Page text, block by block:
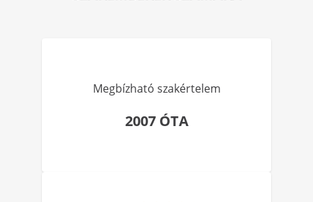
Megbízható szakértelem
2007 ÓTA